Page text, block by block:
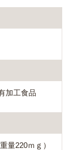
加工食品
量220ｍｇ）